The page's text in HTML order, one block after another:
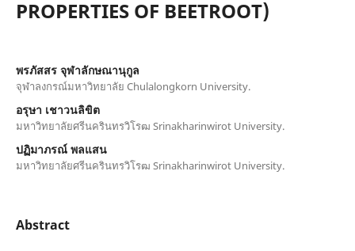
PROPERTIES OF BEETROOT)
พรภัสสร จุฬาลักษณานุกูล
จุฬาลงกรณ์มหาวิทยาลัย Chulalongkorn University.
อรุษา เชาวนลิขิต
มหาวิทยาลัยศรีนครินทรวิโรฒ Srinakharinwirot University.
ปฏิมาภรณ์ พลแสน
มหาวิทยาลัยศรีนครินทรวิโรฒ Srinakharinwirot University.
Abstract